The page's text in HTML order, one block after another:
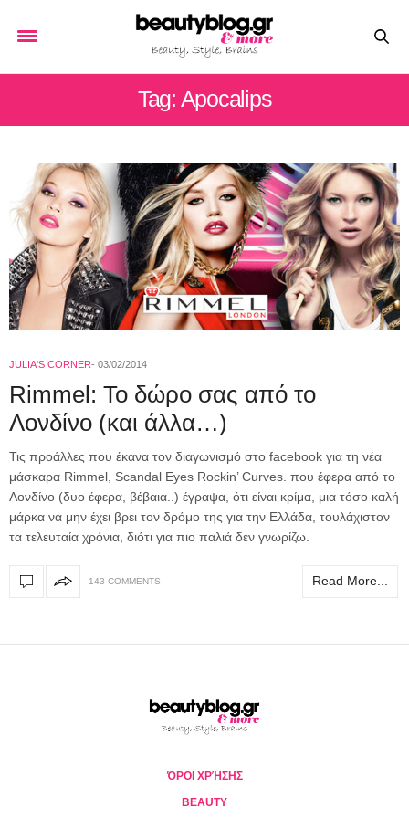
Tag: Apocalips
JULIA'S CORNER 03/02/2014
Rimmel: Το δώρο σας από το
Λονδίνο (και άλλα…)
Τις προάλλες που έκανα τον διαγωνισμό στο facebook για τη νέα
μάσκαρα Rimmel, Scandal Eyes Rockin’ Curves. που έφερα από το
Λονδίνο (δυο έφερα, βέβαια..) έγραψα, ότι είναι κρίμα, μια τόσο καλή
μάρκα να μην έχει βρει τον δρόμο της για την Ελλάδα, τουλάχιστον
τα τελευταία χρόνια, διότι για πιο παλιά δεν γνωρίζω.
143 COMMENTS Read More...
ΌΡΟΙ ΧΡΉΣΗΣ
BEAUTY